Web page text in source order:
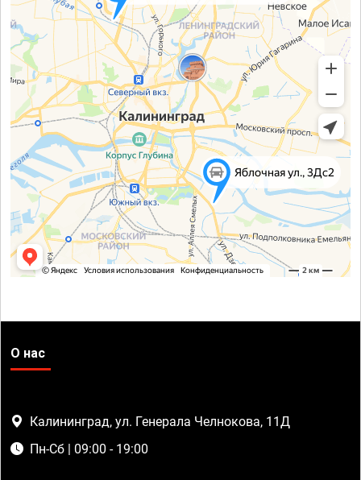
О нас
Калининград, ул. Генерала Челнокова, 11Д
Пн-Сб | 09:00 - 19:00